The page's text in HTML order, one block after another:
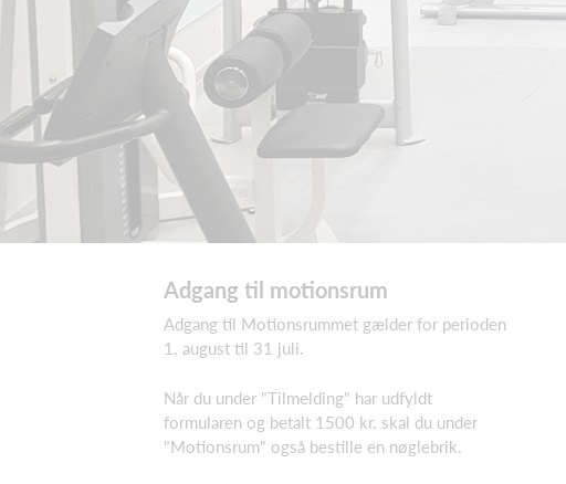
Adgang til motionsrum
Adgang til Motionsrummet gælder for perioden
1. august til 31 juli.
Når du under "Tilmelding" har udfyldt
formularen og betalt 1500 kr. skal du under
"Motionsrum" også bestille en nøglebrik.